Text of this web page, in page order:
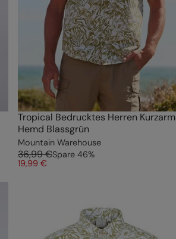
Tropical Bedrucktes Herren Kurzarm
Hemd Blassgrün
Mountain Warehouse
36,99 €Spare 46%
19,99 €